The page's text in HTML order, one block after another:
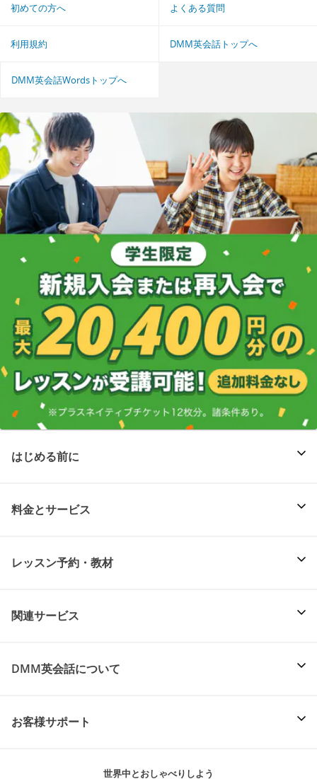
初めての方へ よくある質問
利用規約 DMM英会話トップへ
DMM英会話Wordsトップへ
はじめる前に
料金とサービス
レッスン予約・教材
関連サービス
DMM英会話について
お客様サポート
世界中とおしゃべりしよう